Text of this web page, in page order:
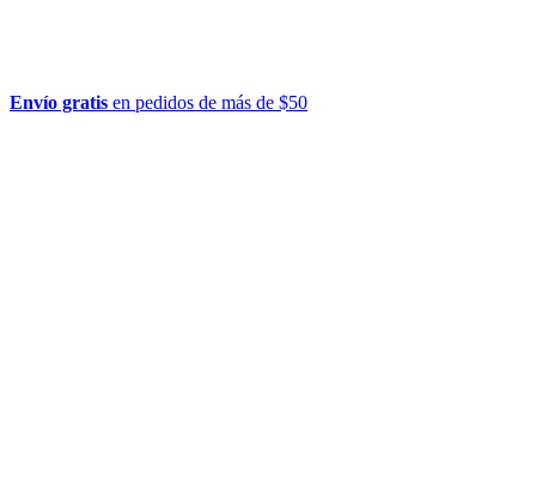
Envío gratis en pedidos de más de $50